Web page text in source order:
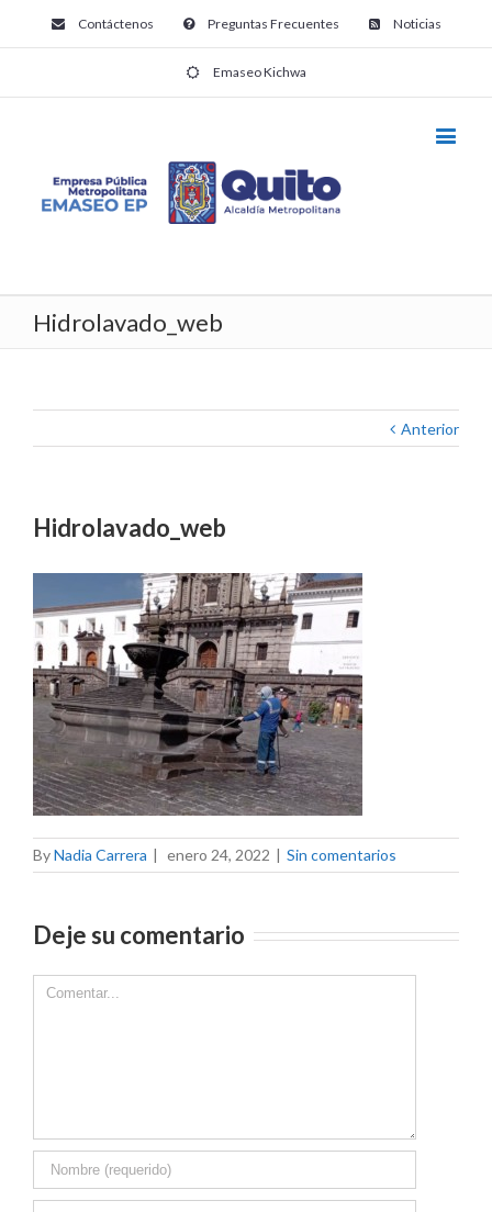
Contáctenos Preguntas Frecuentes Noticias
Emaseo Kichwa
Hidrolavado_web
Anterior
Hidrolavado_web
ByNadia Carrera | enero 24, 2022 | Sin comentarios
Deje su comentario
Comment